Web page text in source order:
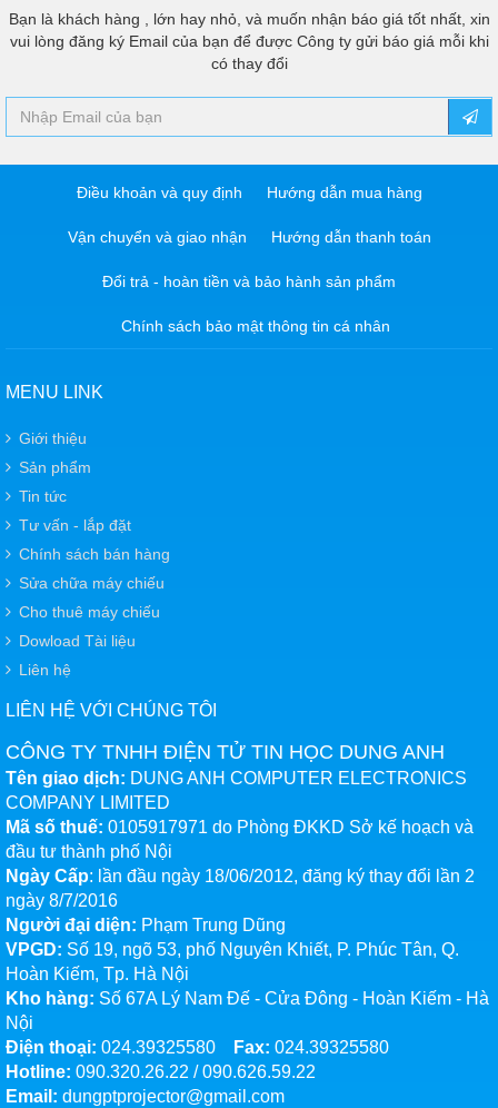
Bạn là khách hàng , lớn hay nhỏ, và muốn nhận báo giá tốt nhất, xin
vui lòng đăng ký Email của bạn để được Công ty gửi báo giá mỗi khi
có thay đổi
Điều khoản và quy định Hướng dẫn mua hàng
Vận chuyển và giao nhận Hướng dẫn thanh toán
Đổi trả - hoàn tiền và bảo hành sản phẩm
Chính sách bảo mật thông tin cá nhân
MENU LINK
Giới thiệu
Sản phẩm
Tin tức
Tư vấn - lắp đặt
Chính sách bán hàng
Sửa chữa máy chiếu
Cho thuê máy chiếu
Dowload Tài liệu
Liên hệ
LIÊN HỆ VỚI CHÚNG TÔI
CÔNG TY TNHH ĐIỆN TỬ TIN HỌC DUNG ANH
Tên giao dịch: DUNG ANH COMPUTER ELECTRONICS
COMPANY LIMITED
Mã số thuế: 0105917971 do Phòng ĐKKD Sở kế hoạch và
đầu tư thành phố Nội
Ngày Cấp: lần đầu ngày 18/06/2012, đăng ký thay đổi lần 2
ngày 8/7/2016
Người đại diện: Phạm Trung Dũng
VPGD: Số 19, ngõ 53, phố Nguyên Khiết, P. Phúc Tân, Q.
Hoàn Kiếm, Tp. Hà Nội
Kho hàng: Số 67A Lý Nam Đế - Cửa Đông - Hoàn Kiếm - Hà
Nội
Điện thoại: 024.39325580 Fax: 024.39325580
Hotline: 090.320.26.22 /090.626.59.22
Email: dungptprojector@gmail.com